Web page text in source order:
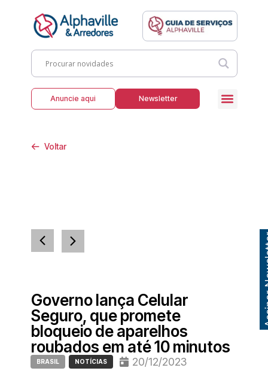
Anuncie aqui Newsletter
Voltar
Governo lança Celular
Seguro, que promete
bloqueio de aparelhos
roubados em até 10 minutos
BRASIL NOTÍCIAS 20/12/2023